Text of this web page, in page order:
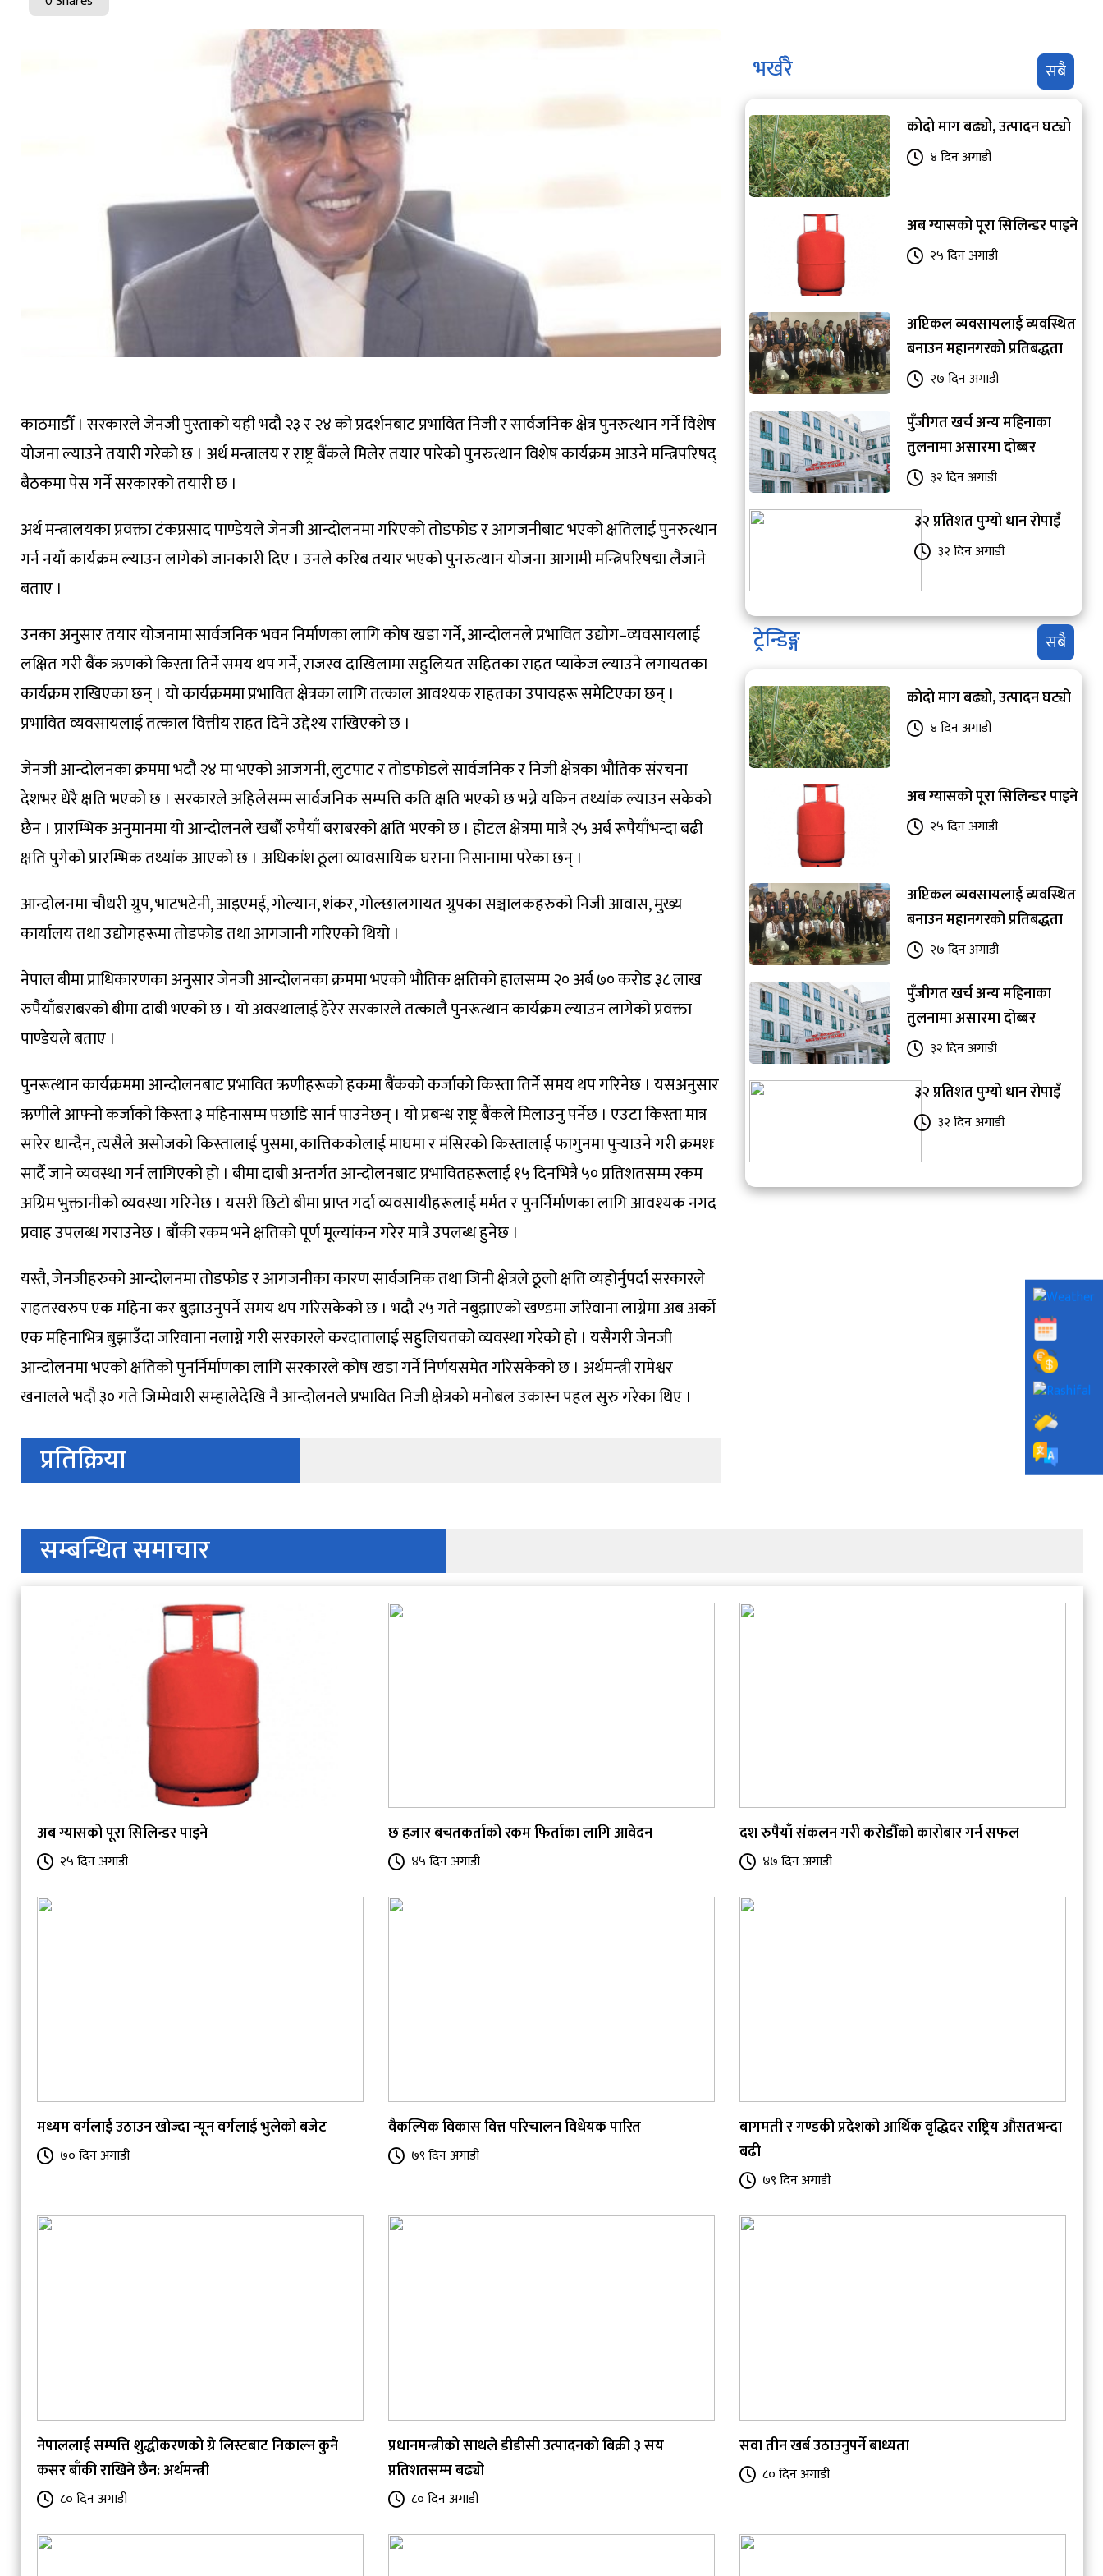
काठमाडौँ । सरकारले जेनजी पुस्ताको यही भदौ २३ र २४ को प्रदर्शनबाट प्रभावित निजी र सार्वजनिक क्षेत्र पुनरुत्थान गर्ने विशेष
योजना ल्याउने तयारी गरेको छ । अर्थ मन्त्रालय र राष्ट्र बैंकले मिलेर तयार पारेको पुनरुत्थान विशेष कार्यक्रम आउने मन्त्रिपरिषद्
बैठकमा पेस गर्ने सरकारको तयारी छ ।
अर्थ मन्त्रालयका प्रवक्ता टंकप्रसाद पाण्डेयले जेनजी आन्दोलनमा गरिएको तोडफोड र आगजनीबाट भएको क्षतिलाई पुनरुत्थान
गर्न नयाँ कार्यक्रम ल्याउन लागेको जानकारी दिए । उनले करिब तयार भएको पुनरुत्थान योजना आगामी मन्त्रिपरिषद्मा लैजाने
बताए ।
उनका अनुसार तयार योजनामा सार्वजनिक भवन निर्माणका लागि कोष खडा गर्ने, आन्दोलनले प्रभावित उद्योग–व्यवसायलाई
लक्षित गरी बैंक ऋणको किस्ता तिर्ने समय थप गर्ने, राजस्व दाखिलामा सहुलियत सहितका राहत प्याकेज ल्याउने लगायतका
कार्यक्रम राखिएका छन् । यो कार्यक्रममा प्रभावित क्षेत्रका लागि तत्काल आवश्यक राहतका उपायहरू समेटिएका छन् ।
प्रभावित व्यवसायलाई तत्काल वित्तीय राहत दिने उद्देश्य राखिएको छ ।
जेनजी आन्दोलनका क्रममा भदौ २४ मा भएको आजगनी, लुटपाट र तोडफोडले सार्वजनिक र निजी क्षेत्रका भौतिक संरचना
देशभर धेरै क्षति भएको छ । सरकारले अहिलेसम्म सार्वजनिक सम्पत्ति कति क्षति भएको छ भन्ने यकिन तथ्यांक ल्याउन सकेको
छैन । प्रारम्भिक अनुमानमा यो आन्दोलनले खर्बाैं रुपैयाँ बराबरको क्षति भएको छ । होटल क्षेत्रमा मात्रै २५ अर्ब रूपैयाँभन्दा बढी
क्षति पुगेको प्रारम्भिक तथ्यांक आएको छ । अधिकांश ठूला व्यावसायिक घराना निसानामा परेका छन् ।
आन्दोलनमा चौधरी ग्रुप, भाटभटेनी, आइएमई, गोल्यान, शंकर, गोल्छालगायत ग्रुपका सञ्चालकहरुको निजी आवास, मुख्य
कार्यालय तथा उद्योगहरूमा तोडफोड तथा आगजानी गरिएको थियो ।
नेपाल बीमा प्राधिकारणका अनुसार जेनजी आन्दोलनका क्रममा भएको भौतिक क्षतिको हालसम्म २० अर्ब ७० करोड ३८ लाख
रुपैयाँबराबरको बीमा दाबी भएको छ । यो अवस्थालाई हेरेर सरकारले तत्कालै पुनरूत्थान कार्यक्रम ल्याउन लागेको प्रवक्ता
पाण्डेयले बताए ।
पुनरूत्थान कार्यक्रममा आन्दोलनबाट प्रभावित ऋणीहरूको हकमा बैंकको कर्जाको किस्ता तिर्ने समय थप गरिनेछ । यसअनुसार
ऋणीले आफ्नो कर्जाको किस्ता ३ महिनासम्म पछाडि सार्न पाउनेछन् । यो प्रबन्ध राष्ट्र बैंकले मिलाउनु पर्नेछ । एउटा किस्ता मात्र
सारेर धान्दैन, त्यसैले असोजको किस्तालाई पुसमा, कात्तिककोलाई माघमा र मंसिरको किस्तालाई फागुनमा पुर्‍याउने गरी क्रमशः
सार्दै जाने व्यवस्था गर्न लागिएको हो । बीमा दाबी अन्तर्गत आन्दोलनबाट प्रभावितहरूलाई १५ दिनभित्रै ५० प्रतिशतसम्म रकम
अग्रिम भुक्तानीको व्यवस्था गरिनेछ । यसरी छिटो बीमा प्राप्त गर्दा व्यवसायीहरूलाई मर्मत र पुनर्निर्माणका लागि आवश्यक नगद
प्रवाह उपलब्ध गराउनेछ । बाँकी रकम भने क्षतिको पूर्ण मूल्यांकन गरेर मात्रै उपलब्ध हुनेछ ।
यस्तै, जेनजीहरुको आन्दोलनमा तोडफोड र आगजनीका कारण सार्वजनिक तथा जिनी क्षेत्रले ठूलो क्षति व्यहोर्नुपर्दा सरकारले
राहतस्वरुप एक महिना कर बुझाउनुपर्ने समय थप गरिसकेको छ । भदौ २५ गते नबुझाएको खण्डमा जरिवाना लाग्नेमा अब अर्को
एक महिनाभित्र बुझाउँदा जरिवाना नलाग्ने गरी सरकारले करदातालाई सहुलियतको व्यवस्था गरेको हो । यसैगरी जेनजी
आन्दोलनमा भएको क्षतिको पुनर्निर्माणका लागि सरकारले कोष खडा गर्ने निर्णयसमेत गरिसकेको छ । अर्थमन्त्री रामेश्वर
खनालले भदौ ३० गते जिम्मेवारी सम्हालेदेखि नै आन्दोलनले प्रभावित निजी क्षेत्रको मनोबल उकास्न पहल सुरु गरेका थिए ।
प्रतिक्रिया
भर्खरै सबै
कोदो माग बढ्यो, उत्पादन घट्यो
४ दिन अगाडी
अब ग्यासको पूरा सिलिन्डर पाइने
२५ दिन अगाडी
अप्टिकल व्यवसायलाई व्यवस्थित
बनाउन महानगरको प्रतिबद्धता
२७ दिन अगाडी
पुँजीगत खर्च अन्य महिनाका
तुलनामा असारमा दोब्बर
३२ दिन अगाडी
३२ प्रतिशत पुग्यो धान रोपाइँ
३२ दिन अगाडी
ट्रेन्डिङ्ग सबै
कोदो माग बढ्यो, उत्पादन घट्यो
४ दिन अगाडी
अब ग्यासको पूरा सिलिन्डर पाइने
२५ दिन अगाडी
अप्टिकल व्यवसायलाई व्यवस्थित
बनाउन महानगरको प्रतिबद्धता
२७ दिन अगाडी
पुँजीगत खर्च अन्य महिनाका
तुलनामा असारमा दोब्बर
३२ दिन अगाडी
३२ प्रतिशत पुग्यो धान रोपाइँ
३२ दिन अगाडी
सम्बन्धित समाचार
अब ग्यासको पूरा सिलिन्डर पाइने
२५ दिन अगाडी
छ हजार बचतकर्ताको रकम फिर्ताका लागि आवेदन
४५ दिन अगाडी
दश रुपैयाँ संकलन गरी करोडौँको कारोबार गर्न सफल
४७ दिन अगाडी
मध्यम वर्गलाई उठाउन खोज्दा न्यून वर्गलाई भुलेको बजेट
७० दिन अगाडी
वैकल्पिक विकास वित्त परिचालन विधेयक पारित
७९ दिन अगाडी
बागमती र गण्डकी प्रदेशको आर्थिक वृद्धिदर राष्ट्रिय औसतभन्दा
बढी
७९ दिन अगाडी
नेपाललाई सम्पत्ति शुद्धीकरणको ग्रे लिस्टबाट निकाल्न कुनै
कसर बाँकी राखिने छैन: अर्थमन्त्री
८० दिन अगाडी
प्रधानमन्त्रीको साथले डीडीसी उत्पादनको बिक्री ३ सय
प्रतिशतसम्म बढ्यो
८० दिन अगाडी
सवा तीन खर्ब उठाउनुपर्ने बाध्यता
८० दिन अगाडी